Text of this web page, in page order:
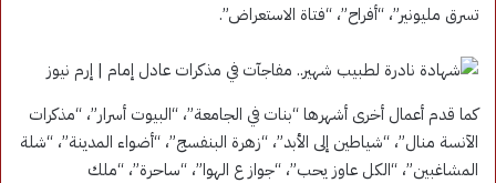
تسرق مليونير”، “أفراح”، “فتاة الاستعراض”.
كما قدم أعمال أخرى أشهرها “بنات في الجامعة”، “البيوت أسرار”، “مذكرات
الآنسة منال”، “شياطين إلى الأبد”، “زهرة البنفسج”، “أضواء المدينة”، “شلة
المشاغبين”، “الكل عاوز يحب”، “جواز ع الهوا”، “ساحرة”، “ملك